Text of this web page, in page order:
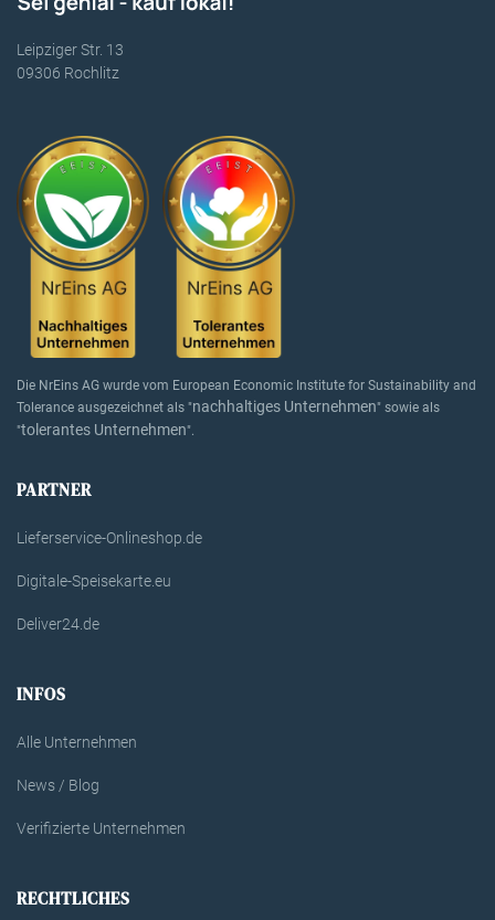
Leipziger Str. 13
09306 Rochlitz
Die NrEins AG wurde vom European Economic Institute for Sustainability and
Tolerance ausgezeichnet als "nachhaltiges Unternehmen" sowie als
"tolerantes Unternehmen".
PARTNER
Lieferservice-Onlineshop.de
Digitale-Speisekarte.eu
Deliver24.de
INFOS
Alle Unternehmen
News / Blog
Verifizierte Unternehmen
RECHTLICHES